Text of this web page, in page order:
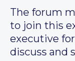
The forum
to join this
executive
discuss and